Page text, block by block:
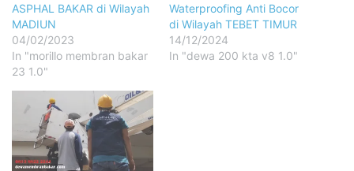
ASPHAL BAKAR di Wilayah
MADIUN
04/02/2023
In "morillo membran bakar
23 1.0"
Waterproofing Anti Bocor
di Wilayah TEBET TIMUR
14/12/2024
In "dewa 200 kta v8 1.0"